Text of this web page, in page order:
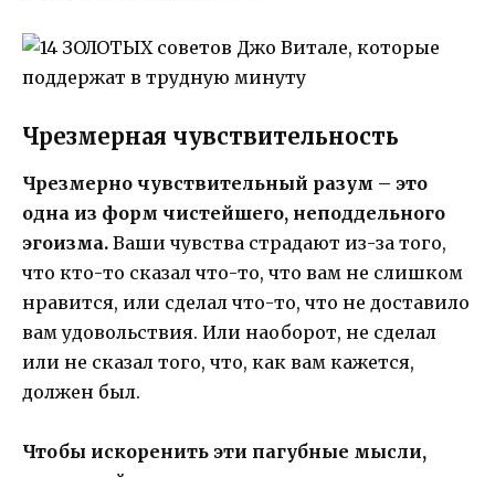
Чрезмерная чувствительность
Чрезмерно чувствительный разум – это
одна из форм чистейшего, неподдельного
эгоизма. Ваши чувства страдают из-за того,
что кто-то сказал что-то, что вам не слишком
нравится, или сделал что-то, что не доставило
вам удовольствия. Или наоборот, не сделал
или не сказал того, что, как вам кажется,
должен был.
Чтобы искоренить эти пагубные мысли,